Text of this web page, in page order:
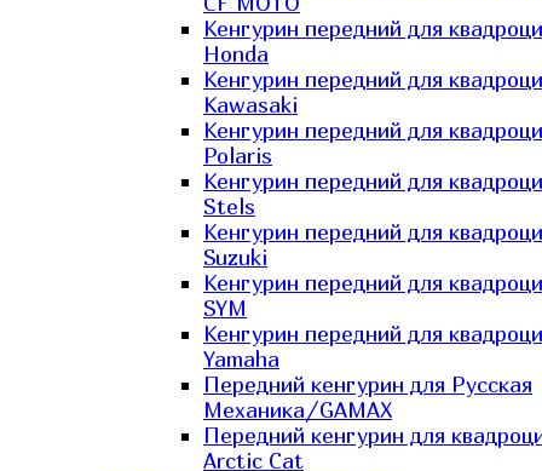
Кенгурин передний для
Honda
Кенгурин передний для
Kawasaki
Кенгурин передний для
Polaris
Кенгурин передний для
Stels
Кенгурин передний для
Suzuki
Кенгурин передний для
SYM
Кенгурин передний для
Yamaha
Передний кенгурин для Русская
Механика/GAMAX
Передний кенгурин для
Arctic Cat